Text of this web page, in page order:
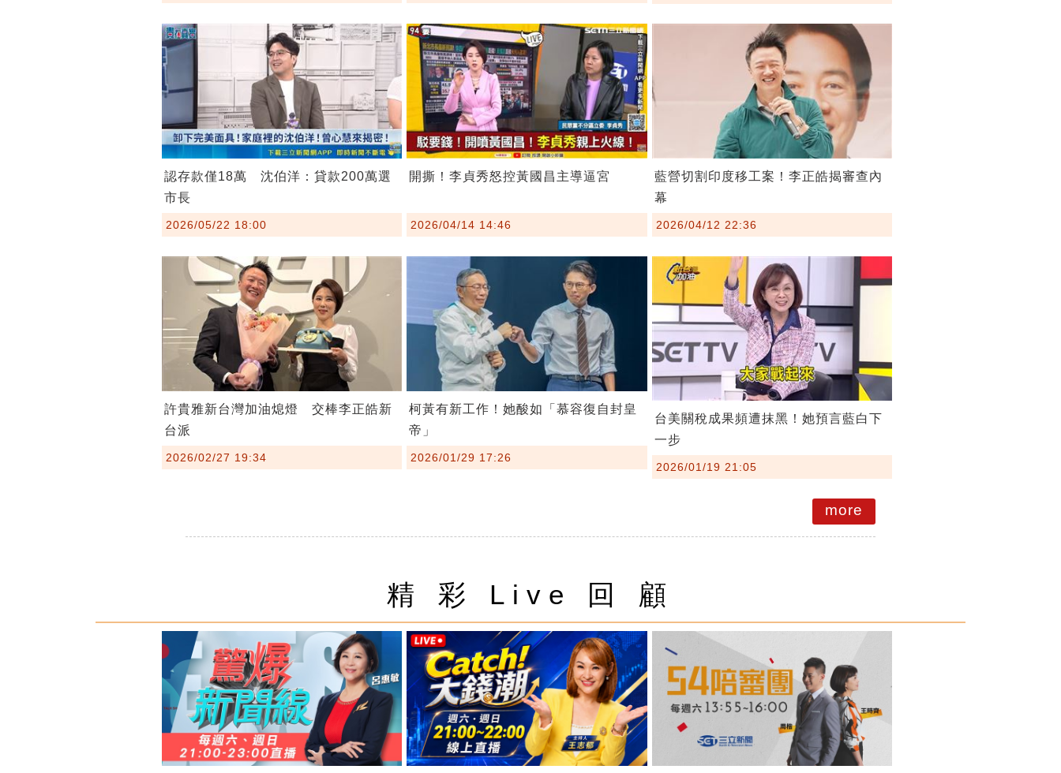
認存款僅18萬 沈伯洋：貸款200萬選
市長
2026/05/22 18:00
開撕！李貞秀怒控黃國昌主導逼宮
2026/04/14 14:46
藍營切割印度移工案！李正皓揭審查內
幕
2026/04/12 22:36
許貴雅新台灣加油熄燈 交棒李正皓新
台派
2026/02/27 19:34
柯黃有新工作！她酸如「慕容復自封皇
帝」
2026/01/29 17:26
台美關稅成果頻遭抹黑！她預言藍白下
一步
2026/01/19 21:05
more
精 彩 Live 回 顧